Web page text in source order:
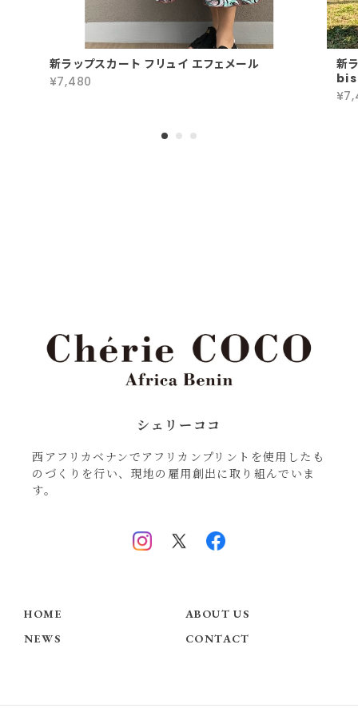
新ラップスカート フリュイ エフェメール
¥7,480
新
シェリーココ
西アフリカベナンでアフリカンプリントを使用したも
のづくりを行い、現地の雇用創出に取り組んでいま
す。
HOME
ABOUT US
NEWS
CONTACT